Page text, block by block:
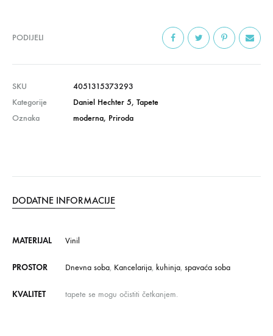
PODIJELI
SKU
4051315373293
Kategorije
Daniel Hechter 5, Tapete
Oznaka
moderna, Priroda
DODATNE INFORMACIJE
MATERIJAL Vinil
PROSTOR Dnevna soba, Kancelarija, kuhinja, spavaća soba
KVALITET tapete se mogu očistiti četkanjem.